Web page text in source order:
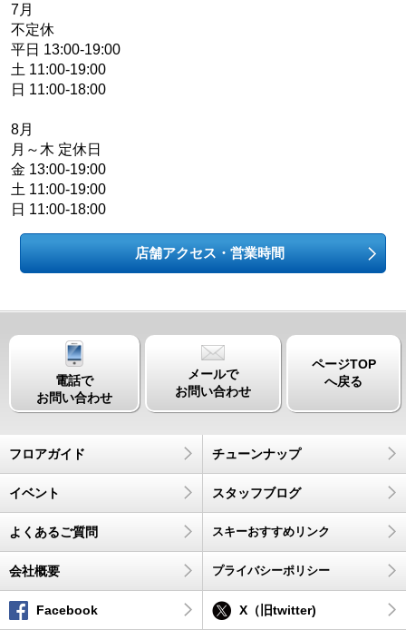
7月
不定休
平日 13:00-19:00
土 11:00-19:00
日 11:00-18:00
8月
月～木 定休日
金 13:00-19:00
土 11:00-19:00
日 11:00-18:00
店舗アクセス・営業時間
電話で
お問い合わせ
メールで
お問い合わせ
ページTOP
へ戻る
フロアガイド チューンナップ
イベント スタッフブログ
よくあるご質問 スキーおすすめリンク
会社概要 プライバシーポリシー
Facebook X（旧twitter)